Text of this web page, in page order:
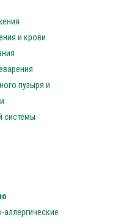
и крови
пузыря и
системы